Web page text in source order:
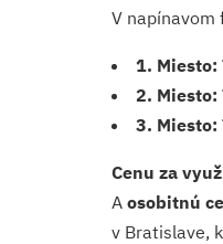
V napínavom
1. Miesto:
2. Miesto:
3. Miesto:
Cenu za
A osobitnú
v Bratislave,